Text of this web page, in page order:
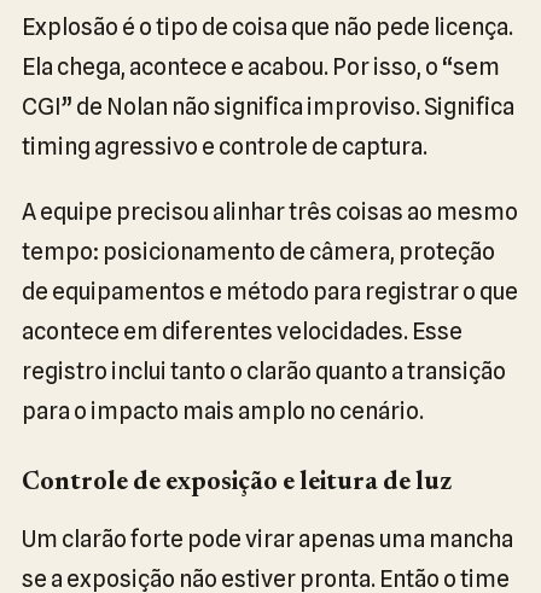
Explosão é o tipo de coisa que não pede licença.
Ela chega, acontece e acabou. Por isso, o “sem
CGI” de Nolan não significa improviso. Significa
timing agressivo e controle de captura.
A equipe precisou alinhar três coisas ao mesmo
tempo: posicionamento de câmera, proteção
de equipamentos e método para registrar o que
acontece em diferentes velocidades. Esse
registro inclui tanto o clarão quanto a transição
para o impacto mais amplo no cenário.
Controle de exposição e leitura de luz
Um clarão forte pode virar apenas uma mancha
se a exposição não estiver pronta. Então o time